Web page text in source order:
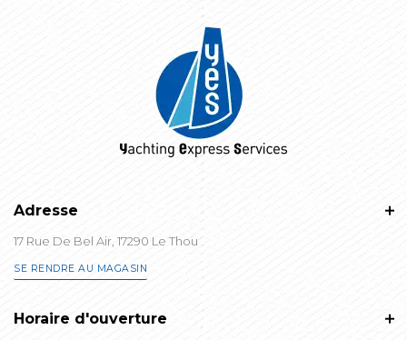
Adresse
17 Rue De Bel Air, 17290 Le Thou
SE RENDRE AU MAGASIN
Horaire d'ouverture